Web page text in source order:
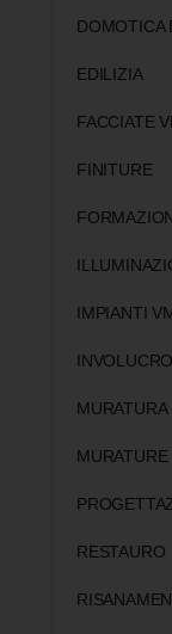
DOMOTICA
EDILIZIA
FACCIATE
FINITURE
IMPIANTI
MURATURA
MURATURE
RESTAURO